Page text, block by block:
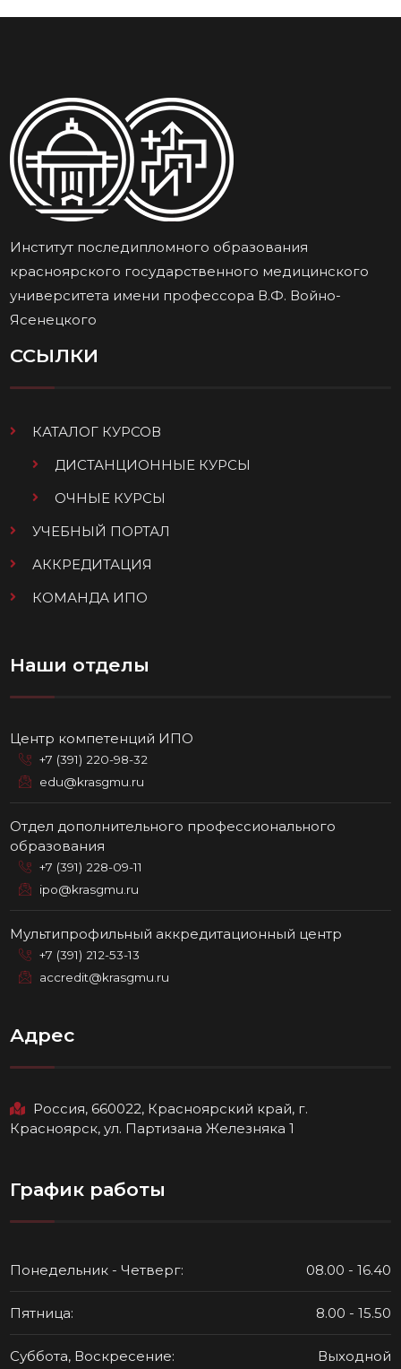
Институт последипломного образования
красноярского государственного медицинского
университета имени профессора В.Ф. Войно-
Ясенецкого
ССЫЛКИ
КАТАЛОГ КУРСОВ
ДИСТАНЦИОННЫЕ КУРСЫ
ОЧНЫЕ КУРСЫ
УЧЕБНЫЙ ПОРТАЛ
АККРЕДИТАЦИЯ
КОМАНДА ИПО
Наши отделы
Центр компетенций ИПО
+7 (391) 220-98-32
edu@krasgmu.ru
Отдел дополнительного профессионального
образования
+7 (391) 228-09-11
ipo@krasgmu.ru
Мультипрофильный аккредитационный центр
+7 (391) 212-53-13
accredit@krasgmu.ru
Адрес
Россия, 660022, Красноярский край, г.
Красноярск, ул. Партизана Железняка 1
График работы
Понедельник - Четверг: 08.00 - 16.40
Пятница: 8.00 - 15.50
Суббота, Воскресение: Выходной